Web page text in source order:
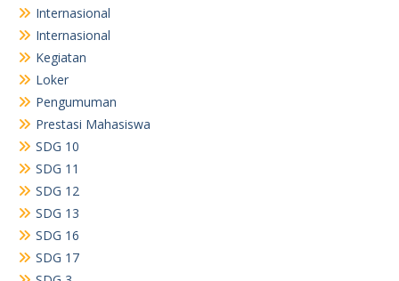
Internasional
Internasional
Kegiatan
Loker
Pengumuman
Prestasi Mahasiswa
SDG 10
SDG 11
SDG 12
SDG 13
SDG 16
SDG 17